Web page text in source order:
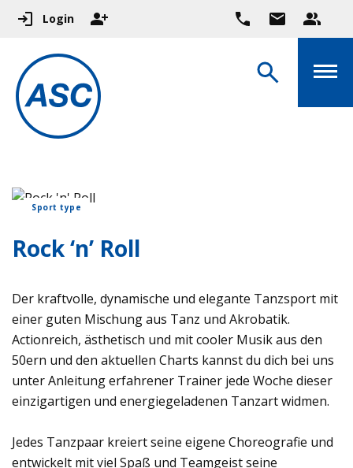
Login
Sport type
Rock ‘n’ Roll
Der kraftvolle, dynamische und elegante Tanzsport mit
einer guten Mischung aus Tanz und Akrobatik.
Actionreich, ästhetisch und mit cooler Musik aus den
50ern und den aktuellen Charts kannst du dich bei uns
unter Anleitung erfahrener Trainer jede Woche dieser
einzigartigen und energiegeladenen Tanzart widmen.
Jedes Tanzpaar kreiert seine eigene Choreografie und
entwickelt mit viel Spaß und Teamgeist seine